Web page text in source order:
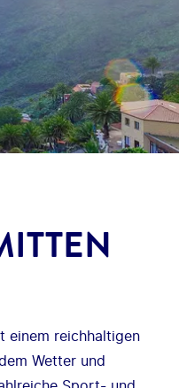
einem reichhaltigen
Wetter und